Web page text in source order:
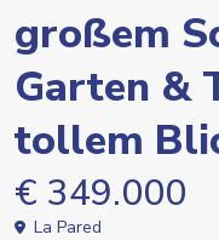
großem
Garten &
tollem
€ 349.000
La Pared